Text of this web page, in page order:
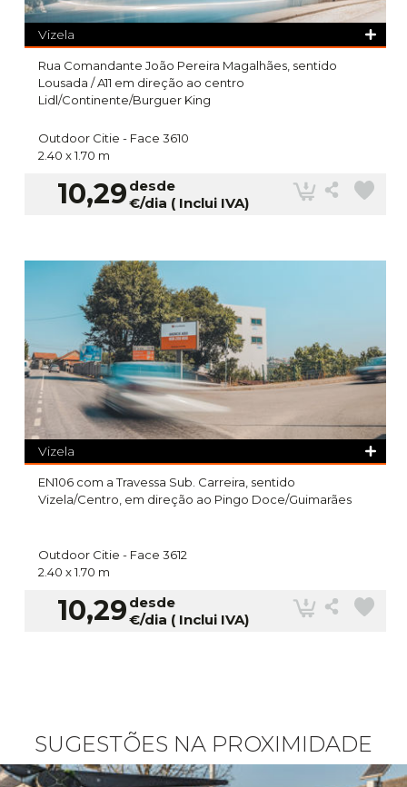
Vizela
Rua Comandante João Pereira Magalhães, sentido
Lousada / A11 em direção ao centro
Lidl/Continente/Burguer King
Outdoor Citie - Face 3610
2.40 x 1.70 m
10,29 desde
€/dia ( Inclui IVA)
Vizela
EN106 com a Travessa Sub. Carreira, sentido
Vizela/Centro, em direção ao Pingo Doce/Guimarães
Outdoor Citie - Face 3612
2.40 x 1.70 m
10,29 desde
€/dia ( Inclui IVA)
SUGESTÕES NA PROXIMIDADE